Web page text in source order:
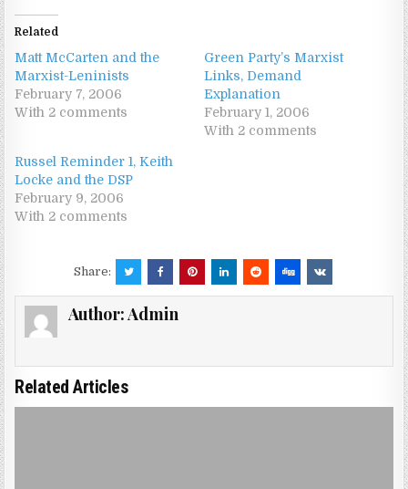
Related
Matt McCarten and the
Marxist-Leninists
February 7, 2006
With 2 comments
Green Party’s Marxist
Links, Demand
Explanation
February 1, 2006
With 2 comments
Russel Reminder 1, Keith
Locke and the DSP
February 9, 2006
With 2 comments
Share:
Author:Admin
Related Articles